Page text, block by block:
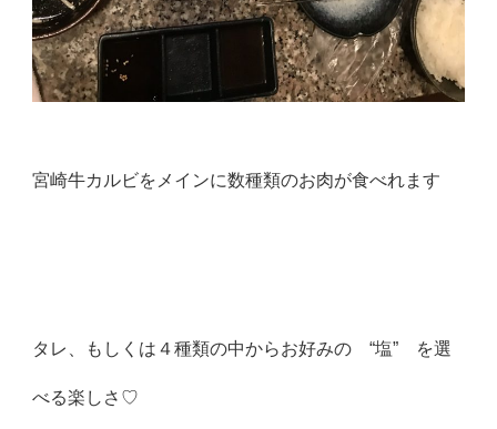
宮崎牛カルビをメインに数種類のお肉が食べれます
タレ、もしくは４種類の中からお好みの “塩” を選
べる楽しさ♡